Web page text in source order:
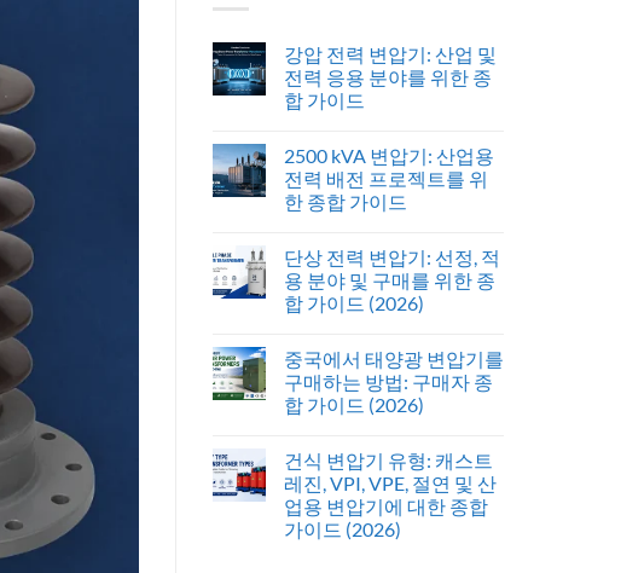
강압 전력 변압기: 산업 및
전력 응용 분야를 위한 종
합 가이드
2500 kVA 변압기: 산업용
전력 배전 프로젝트를 위
한 종합 가이드
단상 전력 변압기: 선정, 적
용 분야 및 구매를 위한 종
합 가이드 (2026)
중국에서 태양광 변압기를
구매하는 방법: 구매자 종
합 가이드 (2026)
건식 변압기 유형: 캐스트
레진, VPI, VPE, 절연 및 산
업용 변압기에 대한 종합
가이드 (2026)